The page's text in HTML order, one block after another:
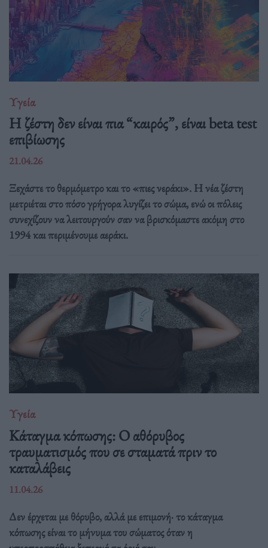
Υγεία
Η ζέστη δεν είναι πια “καιρός”, είναι beta test
επιβίωσης
21.04.26
Ξεχάστε το θερμόμετρο και το «πιες νεράκι». Η νέα ζέστη
μετριέται στο πόσο γρήγορα λυγίζει το σώμα, ενώ οι πόλεις
συνεχίζουν να λειτουργούν σαν να βρισκόμαστε ακόμη στο
1994 και περιμένουμε αεράκι.
Υγεία
Κάταγμα κόπωσης: O αθόρυβος
τραυματισμός που σε σταματά πριν το
καταλάβεις
11.04.26
Δεν έρχεται με θόρυβο, αλλά με επιμονή· το κάταγμα
κόπωσης είναι το μήνυμα του σώματος όταν η